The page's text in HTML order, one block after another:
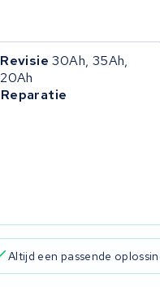
Revisie30Ah, 35Ah,
20Ah
Reparatie
Altijd een passende